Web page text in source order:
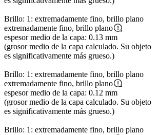
Brillo: 1: extremadamente fino, brillo plano
extremadamente fino, brillo plano
espesor medio de la capa: 0.13 mm
(grosor medio de la capa calculado. Su objeto
es significativamente más grueso.)
Brillo: 1: extremadamente fino, brillo plano
extremadamente fino, brillo plano
espesor medio de la capa: 0.12 mm
(grosor medio de la capa calculado. Su objeto
es significativamente más grueso.)
Brillo: 1: extremadamente fino, brillo plano